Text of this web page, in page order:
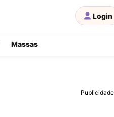
Login
Massas
Publicidade